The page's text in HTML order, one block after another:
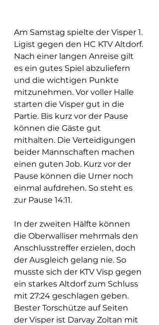
Am Samstag spielte der Visper 1.
Ligist gegen den HC KTV Altdorf.
Nach einer langen Anreise gilt
es ein gutes Spiel abzuliefern
und die wichtigen Punkte
mitzunehmen. Vor voller Halle
starten die Visper gut in die
Partie. Bis kurz vor der Pause
können die Gäste gut
mithalten. Die Verteidigungen
beider Mannschaften machen
einen guten Job. Kurz vor der
Pause können die Urner noch
einmal aufdrehen. So steht es
zur Pause 14:11.
In der zweiten Hälfte können
die Oberwalliser mehrmals den
Anschlusstreffer erzielen, doch
der Ausgleich gelang nie. So
musste sich der KTV Visp gegen
ein starkes Altdorf zum Schluss
mit 27:24 geschlagen geben.
Bester Torschütze auf Seiten
der Visper ist Darvay Zoltan mit